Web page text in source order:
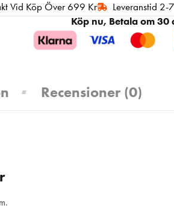
Vid Köp Över 699 Kr
Leveranstid 2-
Köp nu, Betala om 30
Recensioner (0)